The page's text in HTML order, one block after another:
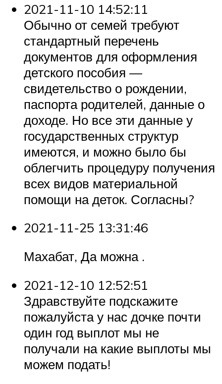
2021-11-10 14:52:11
Обычно от семей требуют
стандартный перечень
документов для оформления
детского пособия —
свидетельство о рождении,
паспорта родителей, данные о
доходе. Но все эти данные у
государственных структур
имеются, и можно было бы
облегчить процедуру получения
всех видов материальной
помощи на деток. Согласны?
2021-11-25 13:31:46
Махабат, Да можна .
2021-12-10 12:52:51
Здравствуйте подскажите
пожалуйста у нас дочке почти
один год выплот мы не
получали на какие выплоты мы
можем подать!